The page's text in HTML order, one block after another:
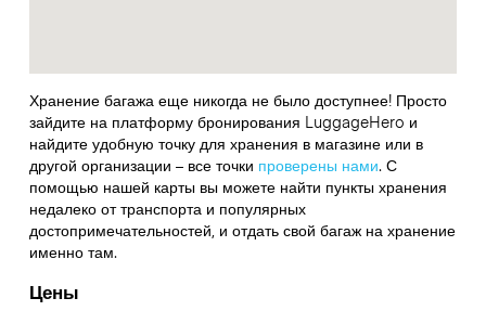
Хранение багажа еще никогда не было доступнее! Просто
зайдите на платформу бронирования LuggageHero и
найдите удобную точку для хранения в магазине или в
другой организации – все точки проверены нами. С
помощью нашей карты вы можете найти пункты хранения
недалеко от транспорта и популярных
достопримечательностей, и отдать свой багаж на хранение
именно там.
Цены